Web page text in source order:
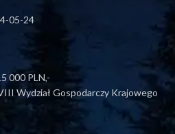
05-24
000 PLN,-
Wydział Gospodarczy Krajowego